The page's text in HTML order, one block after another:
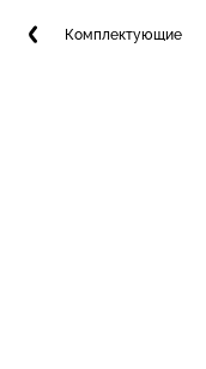
Комплектующие